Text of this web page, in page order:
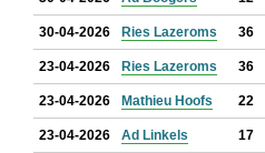
30-04-2026 Ries Lazeroms 36
23-04-2026 Ries Lazeroms 36
23-04-2026 Mathieu Hoofs 22
23-04-2026 Ad Linkels 17